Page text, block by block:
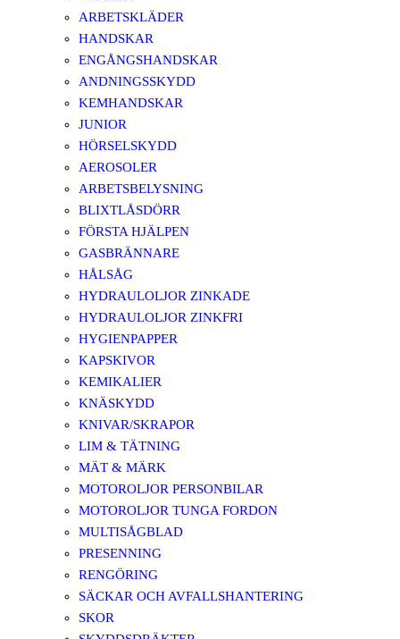
ARBETSKLÄDER
HANDSKAR
ENGÅNGSHANDSKAR
ANDNINGSSKYDD
KEMHANDSKAR
JUNIOR
HÖRSELSKYDD
AEROSOLER
ARBETSBELYSNING
BLIXTLÅSDÖRR
FÖRSTA HJÄLPEN
GASBRÄNNARE
HÅLSÅG
HYDRAULOLJOR ZINKADE
HYDRAULOLJOR ZINKFRI
HYGIENPAPPER
KAPSKIVOR
KEMIKALIER
KNÄSKYDD
KNIVAR/SKRAPOR
LIM & TÄTNING
MÄT & MÄRK
MOTOROLJOR PERSONBILAR
MOTOROLJOR TUNGA FORDON
MULTISÅGBLAD
PRESENNING
RENGÖRING
SÄCKAR OCH AVFALLSHANTERING
SKOR